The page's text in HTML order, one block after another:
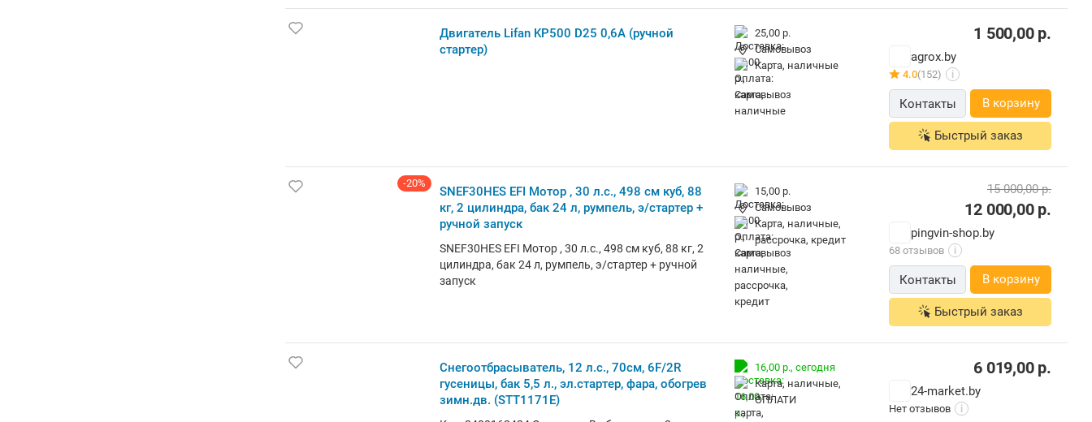
503887601) Страна бренда: Турция
Двигатель Lifan KP500 D25 0,6A (ручной
стартер)
25,00 р.
Самовывоз
карта, наличные
1 500,00р.
agrox.by
4.0(152) i
Контакты В корзину
Быстрый заказ
-20%
SNEF30HES EFI Мотор , 30 л.с., 498 см куб, 88
кг, 2 цилиндра, бак 24 л, румпель, э/стартер +
ручной запуск
SNEF30HES EFI Мотор , 30 л.с., 498 см куб, 88 кг, 2
цилиндра, бак 24 л, румпель, э/стартер + ручной
запуск
15,00 р.
Самовывоз
карта, наличные,
рассрочка, кредит
12 000,00р.
15 000,00р.
pingvin-shop.by
68 отзывов i
Контакты В корзину
Быстрый заказ
Снегоотбрасыватель, 12 л.с., 70см, 6F/2R
гусеницы, бак 5,5 л., эл.стартер, фара, обогрев
зимн.дв. (STT1171E)
16,00 р., сегодня
карта, наличные,
ОПЛАТИ
6 019,00р.
24-market.by
Нет отзывов i